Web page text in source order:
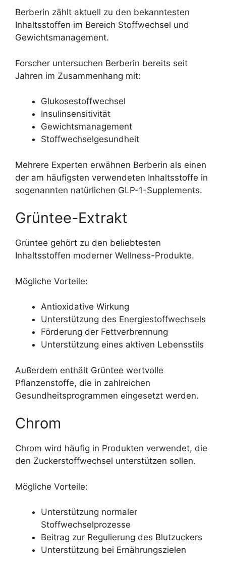
Berberin zählt aktuell zu den bekanntesten
Inhaltsstoffen im Bereich Stoffwechsel und
Gewichtsmanagement.
Forscher untersuchen Berberin bereits seit
Jahren im Zusammenhang mit:
Glukosestoffwechsel
Insulinsensitivität
Gewichtsmanagement
Stoffwechselgesundheit
Mehrere Experten erwähnen Berberin als einen
der am häufigsten verwendeten Inhaltsstoffe in
sogenannten natürlichen GLP-1-Supplements.
Grüntee-Extrakt
Grüntee gehört zu den beliebtesten
Inhaltsstoffen moderner Wellness-Produkte.
Mögliche Vorteile:
Antioxidative Wirkung
Unterstützung des Energiestoffwechsels
Förderung der Fettverbrennung
Unterstützung eines aktiven Lebensstils
Außerdem enthält Grüntee wertvolle
Pflanzenstoffe, die in zahlreichen
Gesundheitsprogrammen eingesetzt werden.
Chrom
Chrom wird häufig in Produkten verwendet, die
den Zuckerstoffwechsel unterstützen sollen.
Mögliche Vorteile:
Unterstützung normaler
Stoffwechselprozesse
Beitrag zur Regulierung des Blutzuckers
Unterstützung bei Ernährungszielen